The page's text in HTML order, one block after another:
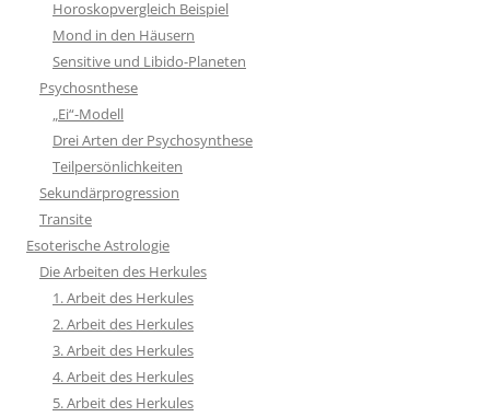
Horoskopvergleich Beispiel
Mond in den Häusern
Sensitive und Libido-Planeten
Psychosnthese
„Ei“-Modell
Drei Arten der Psychosynthese
Teilpersönlichkeiten
Sekundärprogression
Transite
Esoterische Astrologie
Die Arbeiten des Herkules
1. Arbeit des Herkules
2. Arbeit des Herkules
3. Arbeit des Herkules
4. Arbeit des Herkules
5. Arbeit des Herkules